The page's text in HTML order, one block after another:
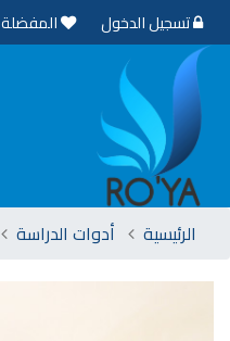
تسجيل الدخول المفضلة
الرئيسية أدوات الدراسة